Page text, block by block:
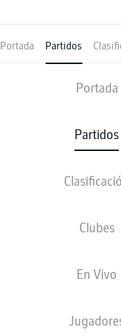
Portada Partidos
Portada
Partidos
Clubes
En Vivo
ST. PAULI -
1 2
ALINEACIONES
Millerntor-Stadion